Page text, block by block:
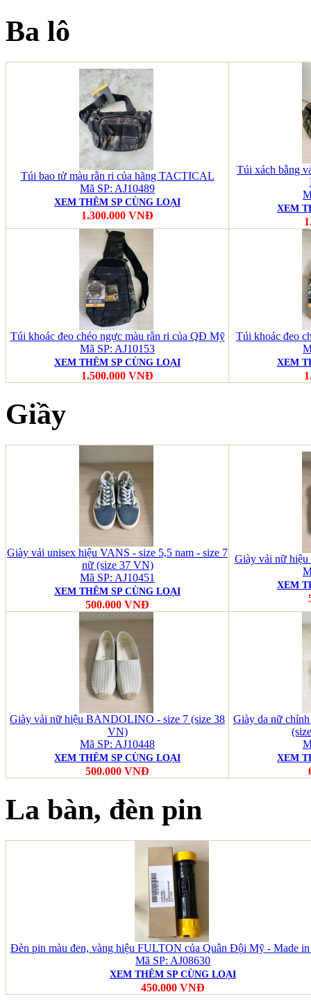
Ba lô
Túi bao tử màu rằn ri của hãng TACTICAL
Mã SP: AJ10489
XEM THÊM SP CÙNG LOẠI
1.300.000 VNĐ
Túi xách bằng
XEM
Túi khoác đeo chéo ngực màu rằn ri của QĐ Mỹ
Mã SP: AJ10153
XEM THÊM SP CÙNG LOẠI
1.500.000 VNĐ
Túi khoác đeo
XEM
Giầy
Giày vải unisex hiệu VANS - size 5,5 nam - size 7
nữ (size 37 VN)
Mã SP: AJ10451
XEM THÊM SP CÙNG LOẠI
500.000 VNĐ
Giày vải nữ
XEM
Giày vải nữ hiệu BANDOLINO - size 7 (size 38
VN)
Mã SP: AJ10448
XEM THÊM SP CÙNG LOẠI
500.000 VNĐ
Giày da nữ
XEM
La bàn, đèn pin
Đèn pin màu đen, vàng hiệu FULTON của Quân Đội Mỹ - Made
Mã SP: AJ08630
XEM THÊM SP CÙNG LOẠI
450.000 VNĐ